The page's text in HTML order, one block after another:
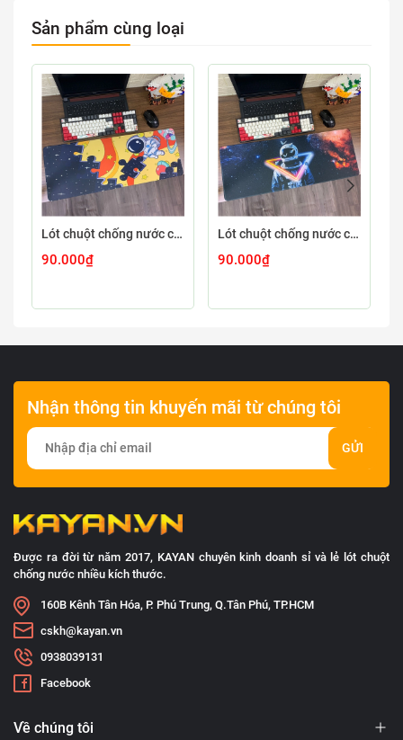
Sản phẩm cùng loại
Lót chuột chống nước cỡ lớn 80x30cm dày 3mm ASTRO-03-80X30
90.000₫
Lót chuột chống nước cỡ lớn 80x30cm dày 3mm ASTRO-02-80X30
90.000₫
Nhận thông tin khuyến mãi từ chúng tôi
GỬI
Được ra đời từ năm 2017, KAYAN chuyên kinh doanh sỉ và lẻ lót chuột
chống nước nhiều kích thước.
160B Kênh Tân Hóa, P. Phú Trung, Q.Tân Phú, TP.HCM
cskh@kayan.vn
0938039131
Facebook
Về chúng tôi